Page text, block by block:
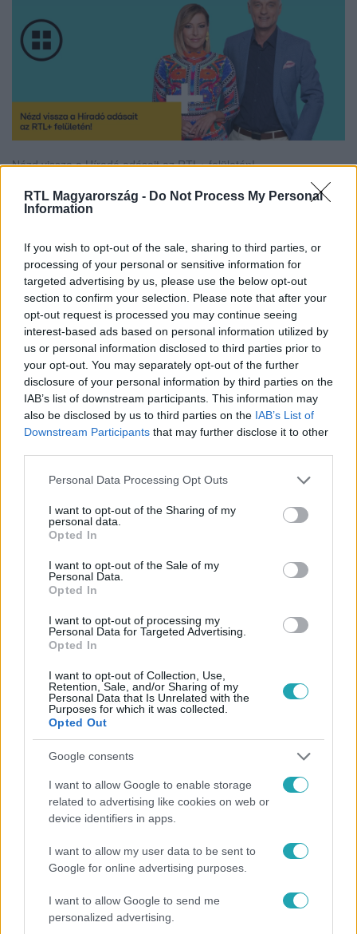
RTL Magyarország - Do Not Process My Personal
Information
If you wish to opt-out of the sale, sharing to third parties, or
processing of your personal or sensitive information for
targeted advertising by us, please use the below opt-out
section to confirm your selection. Please note that after your
opt-out request is processed you may continue seeing
interest-based ads based on personal information utilized by
us or personal information disclosed to third parties prior to
your opt-out. You may separately opt-out of the further
disclosure of your personal information by third parties on the
IAB’s list of downstream participants. This information may
also be disclosed by us to third parties on the IAB’s List of
Downstream Participants that may further disclose it to other
Please note that this website/app uses one or more Google
not limited to your visit or usage behaviour. You may click to
grant or deny consent to Google and its third-party tags to
use your data for below specified purposes in below Google
consent section.
Personal Data Processing Opt Outs
I want to opt-out of the Sharing of my
personal data.
Opted In
I want to opt-out of the Sale of my
Personal Data.
Opted In
I want to opt-out of processing my
Personal Data for Targeted Advertising.
Opted In
I want to opt-out of Collection, Use,
Retention, Sale, and/or Sharing of my
Personal Data that Is Unrelated with the
Purposes for which it was collected.
Opted Out
Google consents
I want to allow Google to enable storage
related to advertising like cookies on web or
device identifiers in apps.
I want to allow my user data to be sent to
Google for online advertising purposes.
I want to allow Google to send me
personalized advertising.
Nézd vissza a Híradó adásait az RTL+ felületén!
legyen a Google-találatokban!
Kövess minket, és értesülj a friss hírekről a
Facebookon is!
Követem
HÍRADÓ #ADÁSRÉSZLETEK #HOKI GÓLÖRÖM
Népszerű